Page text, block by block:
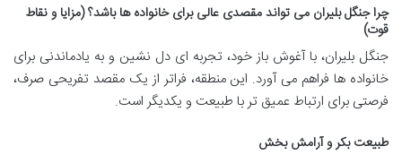
چرا جنگل بلیران می تواند مقصدی عالی برای خانواده ها باشد؟ (مزایا و نقاط
قوت)
جنگل بلیران، با آغوش باز خود، تجربه ای دل نشین و به یادماندنی برای
خانواده ها فراهم می آورد. این منطقه، فراتر از یک مقصد تفریحی صرف،
فرصتی برای ارتباط عمیق تر با طبیعت و یکدیگر است.
طبیعت بکر و آرامش بخش